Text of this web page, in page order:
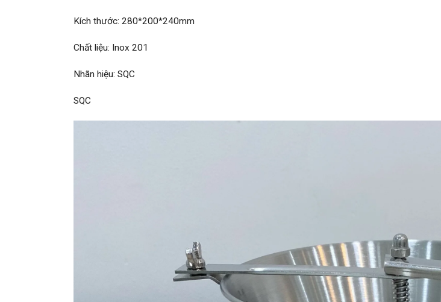
Kích thước: 280*200*240mm
Chất liệu: Inox 201
Nhãn hiệu: SQC
SQC